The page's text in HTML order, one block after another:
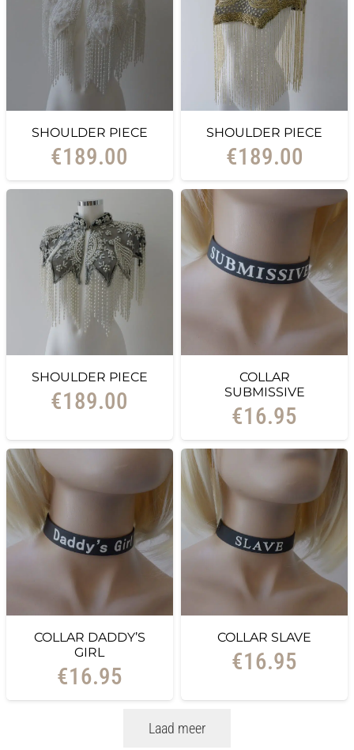
SHOULDER PIECE
€189.00
SHOULDER PIECE
€189.00
SHOULDER PIECE
€189.00
COLLAR
SUBMISSIVE
€16.95
COLLAR DADDY’S
GIRL
€16.95
COLLAR SLAVE
€16.95
Laad meer